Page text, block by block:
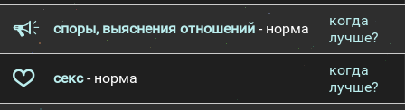
споры, выяснения отношений - норма
когда
лучше?
секс- норма
когда
лучше?